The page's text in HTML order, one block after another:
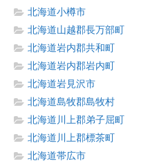
北海道小樽市
北海道山越郡長万部町
北海道岩内郡共和町
北海道岩内郡岩内町
北海道岩見沢市
北海道島牧郡島牧村
北海道川上郡弟子屈町
北海道川上郡標茶町
北海道帯広市